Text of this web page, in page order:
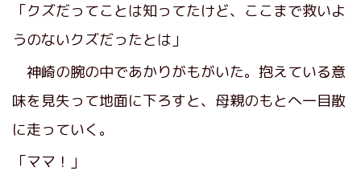
「クズだってことは知ってたけど、ここまで救いよ
うのないクズだったとは」
神崎の腕の中であかりがもがいた。抱えている意
味を見失って地面に下ろすと、母親のもとへ一目散
に走っていく。
「ママ！」